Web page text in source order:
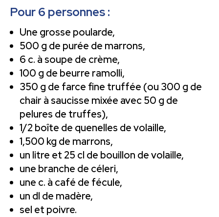
Pour 6 personnes :
Une grosse poularde,
500 g de purée de marrons,
6 c. à soupe de crème,
100 g de beurre ramolli,
350 g de farce fine truffée (ou 300 g de
chair à saucisse mixée avec 50 g de
pelures de truffes),
1/2 boîte de quenelles de volaille,
1,500 kg de marrons,
un litre et 25 cl de bouillon de volaille,
une branche de céleri,
une c. à café de fécule,
un dl de madère,
sel et poivre.